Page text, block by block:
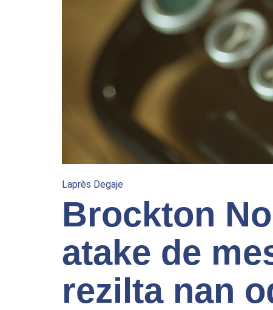
Laprès Degaje
Brockton
atake de
rezilta nan